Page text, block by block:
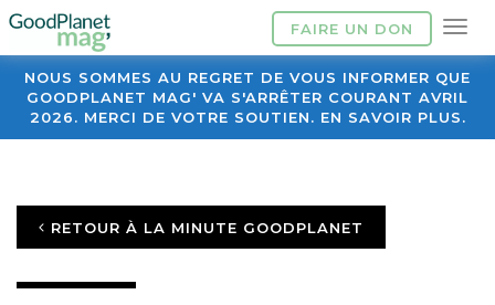
FAIRE UN DON
NOUS SOMMES AU REGRET DE VOUS INFORMER QUE
GOODPLANET MAG' VA S'ARRÊTER COURANT AVRIL
2026. MERCI DE VOTRE SOUTIEN. EN SAVOIR PLUS.
RETOUR À LA MINUTE GOODPLANET